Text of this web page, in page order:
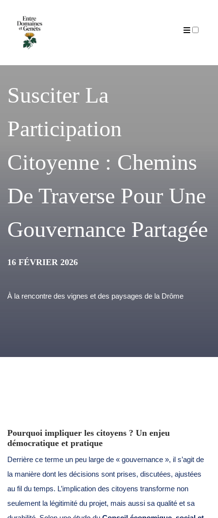
Susciter La
Participation
Citoyenne : Chemins
De Traverse Pour Une
Gouvernance Partagée
16 FÉVRIER 2026
À la rencontre des vignes et des paysages de la Drôme
Pourquoi impliquer les citoyens ? Un enjeu
démocratique et pratique
Derrière ce terme un peu large de « gouvernance », il s’agit de
la manière dont les décisions sont prises, discutées, ajustées
au fil du temps. L’implication des citoyens transforme non
seulement la légitimité du projet, mais aussi sa qualité et sa